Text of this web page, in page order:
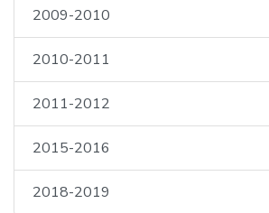
2009-2010
2010-2011
2011-2012
2015-2016
2018-2019